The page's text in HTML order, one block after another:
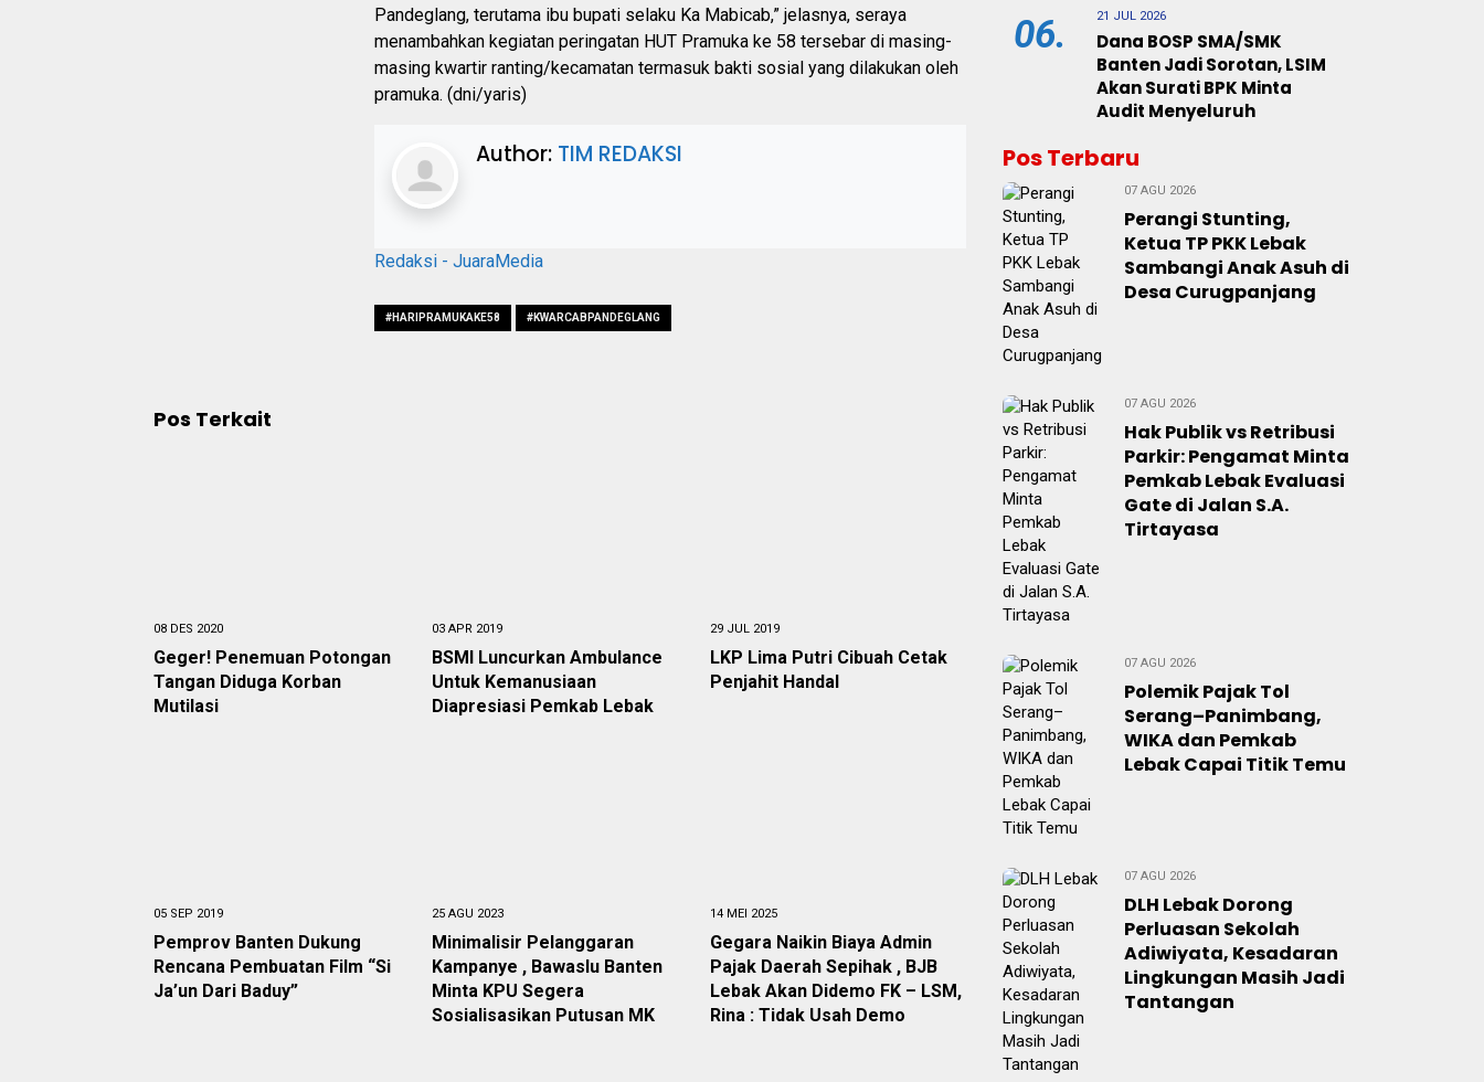
Pandeglang, terutama ibu bupati selaku Ka Mabicab,” jelasnya, seraya
menambahkan kegiatan peringatan HUT Pramuka ke 58 tersebar di masing-
masing kwartir ranting/kecamatan termasuk bakti sosial yang dilakukan oleh
pramuka. (dni/yaris)
Author: TIM REDAKSI
Redaksi - JuaraMedia
#HARIPRAMUKAKE58 #KWARCABPANDEGLANG
Pos Terkait
08 DES 2020
Geger! Penemuan Potongan
Tangan Diduga Korban
Mutilasi
03 APR 2019
BSMI Luncurkan Ambulance
Untuk Kemanusiaan
Diapresiasi Pemkab Lebak
29 JUL 2019
LKP Lima Putri Cibuah Cetak
Penjahit Handal
05 SEP 2019
Pemprov Banten Dukung
Rencana Pembuatan Film “Si
Ja’un Dari Baduy”
25 AGU 2023
Minimalisir Pelanggaran
Kampanye , Bawaslu Banten
Minta KPU Segera
Sosialisasikan Putusan MK
14 MEI 2025
Gegara Naikin Biaya Admin
Pajak Daerah Sepihak , BJB
Lebak Akan Didemo FK – LSM,
Rina : Tidak Usah Demo
06. 21 JUL 2026
Dana BOSP SMA/SMK
Banten Jadi Sorotan, LSIM
Akan Surati BPK Minta
Audit Menyeluruh
Pos Terbaru
07 AGU 2026
Perangi Stunting,
Ketua TP PKK Lebak
Sambangi Anak Asuh di
Desa Curugpanjang
07 AGU 2026
Hak Publik vs Retribusi
Parkir: Pengamat Minta
Pemkab Lebak Evaluasi
Gate di Jalan S.A.
Tirtayasa
07 AGU 2026
Polemik Pajak Tol
Serang–Panimbang,
WIKA dan Pemkab
Lebak Capai Titik Temu
07 AGU 2026
DLH Lebak Dorong
Perluasan Sekolah
Adiwiyata, Kesadaran
Lingkungan Masih Jadi
Tantangan